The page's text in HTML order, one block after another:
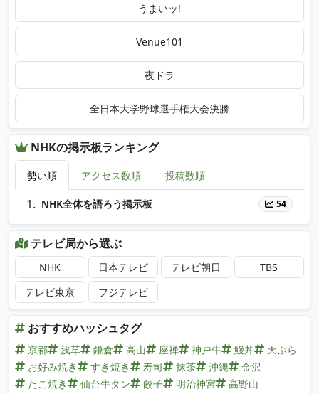
うまいッ!
Venue101
夜ドラ
全日本大学野球選手権大会決勝
NHKの掲示板ランキング
勢い順 アクセス数順 投稿数順
NHK全体を語ろう掲示板 54
テレビ局から選ぶ
NHK 日本テレビ テレビ朝日
TBS
テレビ東京
フジテレビ
おすすめハッシュタグ
京都 浅草 鎌倉 高山 座禅 神戸牛 鰻丼
天ぷら
お好み焼き
すき焼き 寿司 抹茶 沖縄
金沢
たこ焼き
仙台牛タン 餃子 明治神宮
高野山